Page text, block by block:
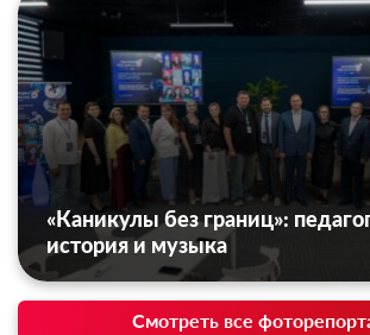
«Каникулы без границ»:
история и музыка
Смотреть все